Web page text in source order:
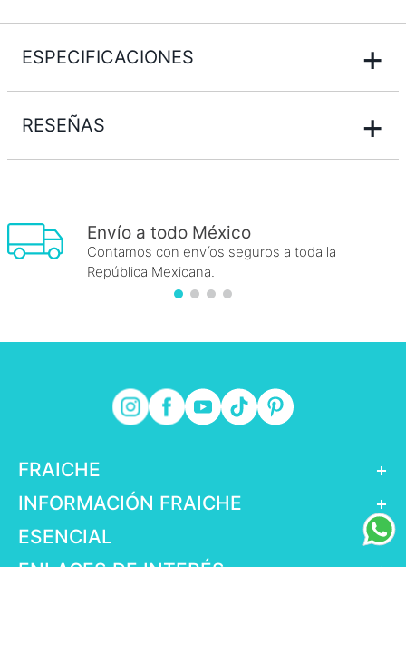
ESPECIFICACIONES +
RESEÑAS +
Envío a todo México
Contamos con envíos seguros a toda la
República Mexicana.
FRAICHE
+
INFORMACIÓN FRAICHE
+
ESENCIAL
+
ENLACES DE INTERÉS
+